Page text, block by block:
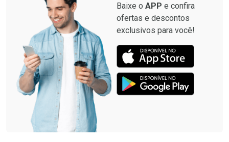
Baixe o APP e confira
ofertas e descontos
exclusivos para você!